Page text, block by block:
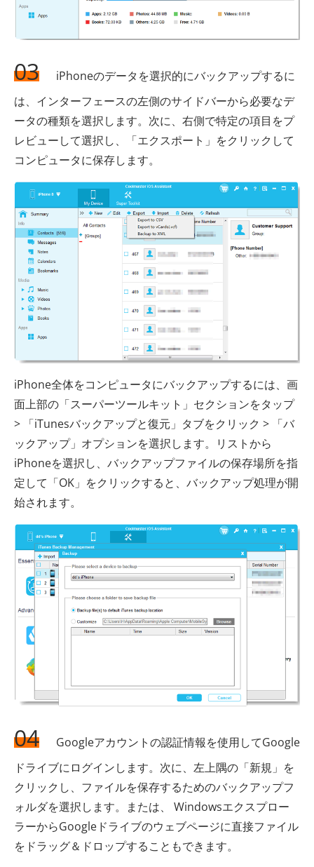
03
iPhoneのデータを選択的にバックアップするに
は、インターフェースの左側のサイドバーから必要なデ
ータの種類を選択します。次に、右側で特定の項目をプ
レビューして選択し、「エクスポート」をクリックして
コンピュータに保存します。
iPhone全体をコンピュータにバックアップするには、画
面上部の「スーパーツールキット」セクションをタップ
> 「iTunesバックアップと復元」タブをクリック > 「バ
ックアップ」オプションを選択します。リストから
iPhoneを選択し、バックアップファイルの保存場所を指
定して「OK」をクリックすると、バックアップ処理が開
始されます。
04
Googleアカウントの認証情報を使用してGoogle
ドライブにログインします。次に、左上隅の「新規」を
クリックし、ファイルを保存するためのバックアップフ
ォルダを選択します。または、 Windowsエクスプロー
ラーからGoogleドライブのウェブページに直接ファイル
をドラッグ＆ドロップすることもできます。